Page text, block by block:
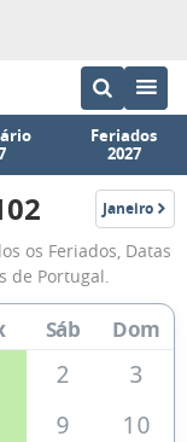
Feriados
2027
Janeiro
2103
os Feriados, Datas
de Portugal.
Sáb Dom
2
3
9
10